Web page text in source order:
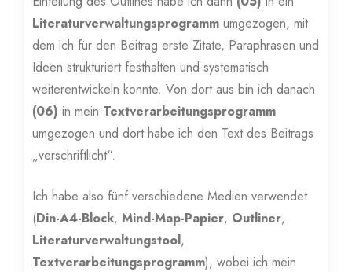
Literaturverwaltungsprogramm umgezogen, mit
dem ich für den Beitrag erste Zitate, Paraphrasen und
Ideen strukturiert festhalten und systematisch
weiterentwickeln konnte. Von dort aus bin ich danach
(06) in mein Textverarbeitungsprogramm
umgezogen und dort habe ich den Text des Beitrags
„verschriftlicht“.
Ich habe also fünf verschiedene Medien verwendet
(Din-A4-Block,Mind-Map-Papier, Outliner,
Literaturverwaltungstool,
Textverarbeitungsprogramm), wobei ich mein